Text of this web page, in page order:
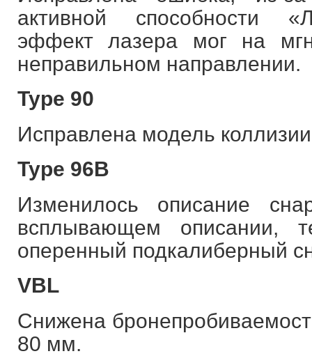
активной способности
эффект лазера мог на
неправильном направлении.
Type 90
Исправлена модель
Type 96B
Изменилось описание
всплывающем описании,
оперенный подкалиберный
VBL
Снижена
80 мм.